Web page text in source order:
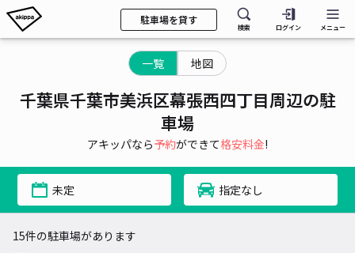
駐車場を貸す
検索 ログイン メニュー
一覧 地図
千葉県千葉市美浜区幕張西四丁目周辺の駐
車場
アキッパなら予約ができて格安料金!
未定 指定なし
15件の駐車場があります